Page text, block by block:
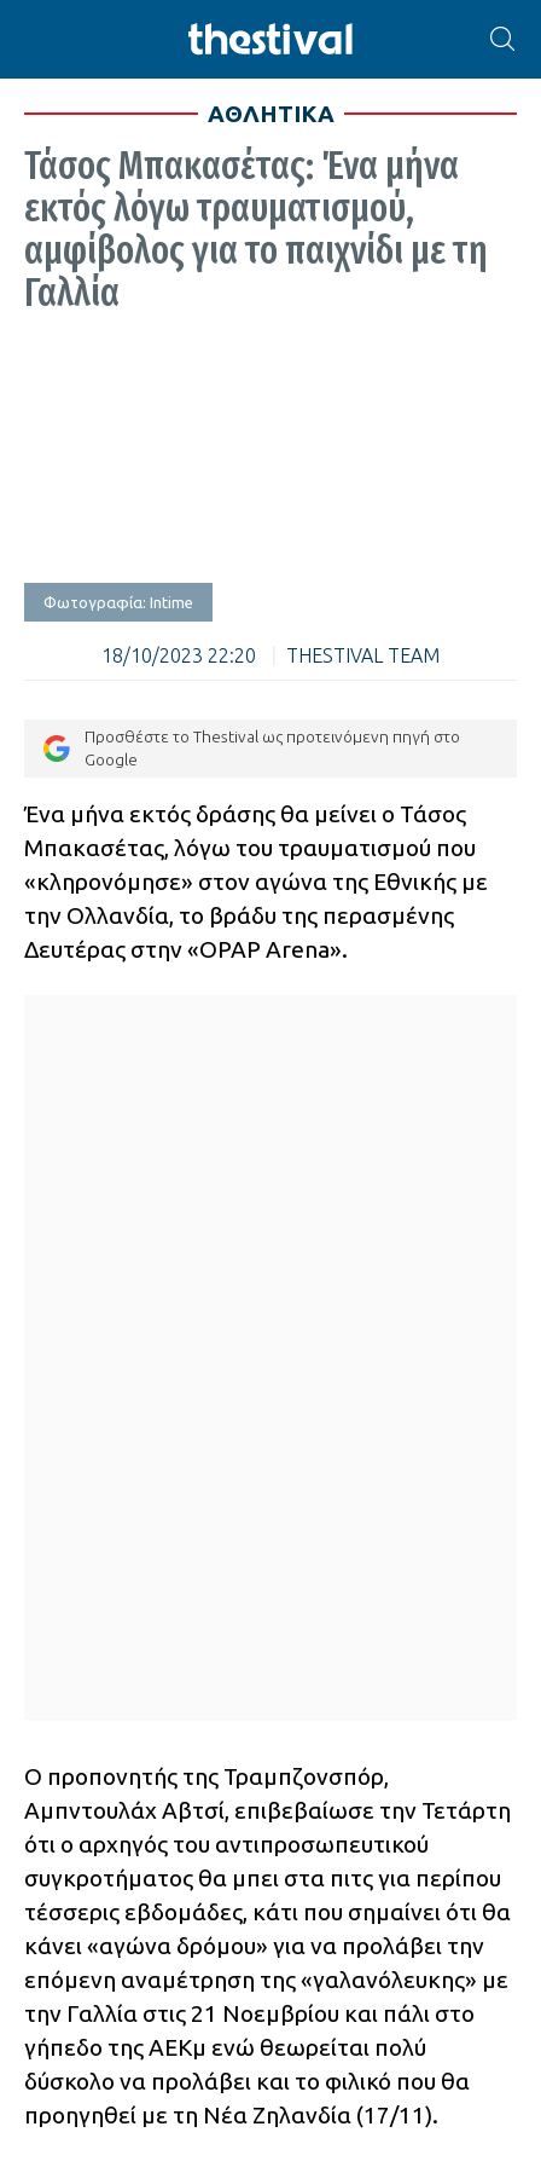
ΑΘΛΗΤΙΚΑ
Τάσος Μπακασέτας: Ένα μήνα
εκτός λόγω τραυματισμού,
αμφίβολος για το παιχνίδι με τη
Γαλλία
Φωτογραφία: Intime
18/10/2023 22:20 THESTIVAL TEAM
Προσθέστε το Thestival ως προτεινόμενη πηγή στο
Google
Ένα μήνα εκτός δράσης θα μείνει ο Τάσος
Μπακασέτας, λόγω του τραυματισμού που
«κληρονόμησε» στον αγώνα της Εθνικής με
την Ολλανδία, το βράδυ της περασμένης
Δευτέρας στην «OPAP Arena».
Ο προπονητής της Τραμπζονσπόρ,
Αμπντουλάχ Αβτσί, επιβεβαίωσε την Τετάρτη
ότι ο αρχηγός του αντιπροσωπευτικού
συγκροτήματος θα μπει στα πιτς για περίπου
τέσσερις εβδομάδες, κάτι που σημαίνει ότι θα
κάνει «αγώνα δρόμου» για να προλάβει την
επόμενη αναμέτρηση της «γαλανόλευκης» με
την Γαλλία στις 21 Νοεμβρίου και πάλι στο
γήπεδο της ΑΕΚμ ενώ θεωρείται πολύ
δύσκολο να προλάβει και το φιλικό που θα
προηγηθεί με τη Νέα Ζηλανδία (17/11).